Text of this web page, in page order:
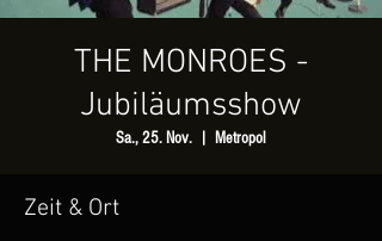
THE MONROES -
Jubiläumsshow
Sa., 25. Nov. Metropol
Zeit & Ort